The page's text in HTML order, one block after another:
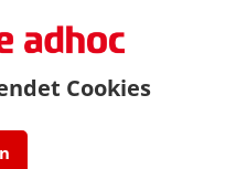
Cookies
mit